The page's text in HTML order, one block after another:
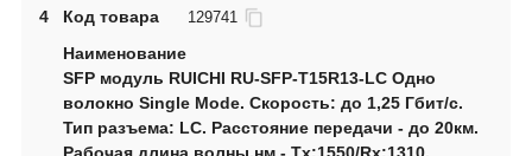
4 Код товара 129741
SFP модуль RUICHI RU-SFP-T15R13-LC Одно
волокно Single Mode. Скорость: до 1,25 Гбит/c.
Тип разъема: LC. Расстояние передачи - до 20км.